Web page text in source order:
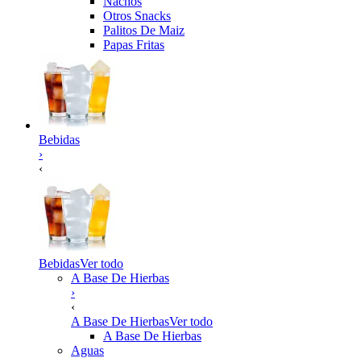
Otros Snacks
Palitos De Maiz
Papas Fritas
Bebidas
›
‹
BebidasVer todo
A Base De Hierbas
›
‹
A Base De HierbasVer todo
A Base De Hierbas
Aguas